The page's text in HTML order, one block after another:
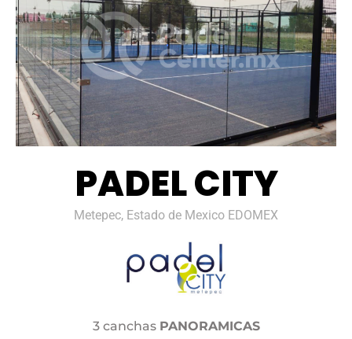
PADEL CITY
Metepec, Estado de Mexico EDOMEX
3 canchas PANORAMICAS